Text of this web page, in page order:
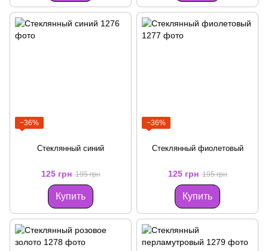
−36%
Стеклянный синий
125 грн 195 грн
Купить
−36%
Стеклянный фиолетовый
125 грн 195 грн
Купить